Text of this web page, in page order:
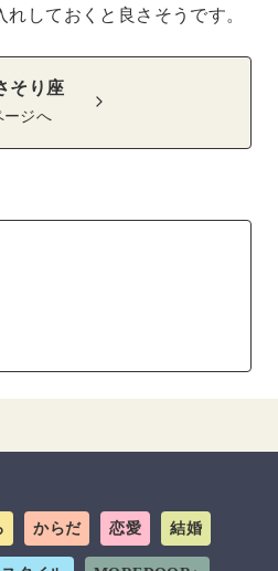
しておくと良さそうです。
り座
ージへ
からだ 恋愛 結婚